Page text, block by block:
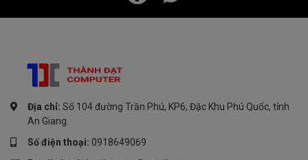
Địa chỉ: Số 104 đường Trần Phú, KP6, Đặc Khu Phú Quốc, tỉnh
An Giang.
Số điện thoại: 0918649069